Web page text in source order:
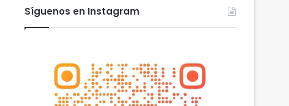
Síguenos en Instagram